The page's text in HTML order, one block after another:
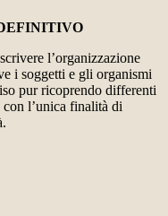
l’organizzazione
i soggetti e gli organismi
pur ricoprendo differenti
l’unica finalità di